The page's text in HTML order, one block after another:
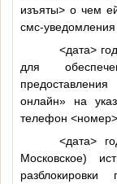
изъяты>о чем
смс-уведомления
<дата>
для
онлайн» на
телефон <номер>
<дата>
Московское)